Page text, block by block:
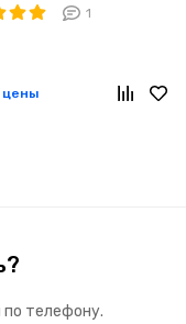
1
цены
по телефону.